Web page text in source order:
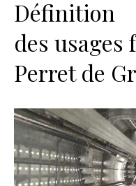
Définition
des
Perret de